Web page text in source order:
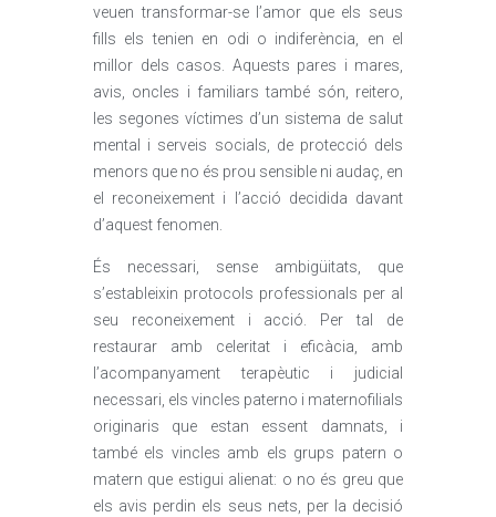
veuen transformar-se l’amor que els seus
fills els tenien en odi o indiferència, en el
millor dels casos. Aquests pares i mares,
avis, oncles i familiars també són, reitero,
les segones víctimes d’un sistema de salut
mental i serveis socials, de protecció dels
menors que no és prou sensible ni audaç, en
el reconeixement i l’acció decidida davant
d’aquest fenomen.
És necessari, sense ambigüitats, que
s’estableixin protocols professionals per al
seu reconeixement i acció. Per tal de
restaurar amb celeritat i eficàcia, amb
l’acompanyament terapèutic i judicial
necessari, els vincles paterno i maternofilials
originaris que estan essent damnats, i
també els vincles amb els grups patern o
matern que estigui alienat: o no és greu que
els avis perdin els seus nets, per la decisió